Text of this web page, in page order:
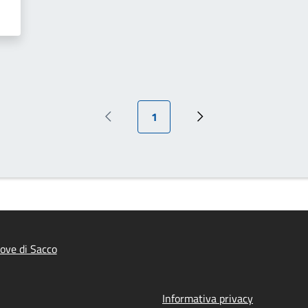
Pagina precedente
Pagina attuale
1
Pagina successiva
di Sacco
Informativa privacy